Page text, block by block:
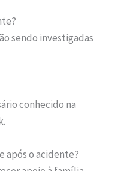
sendo investigadas
conhecido na
após o acidente?